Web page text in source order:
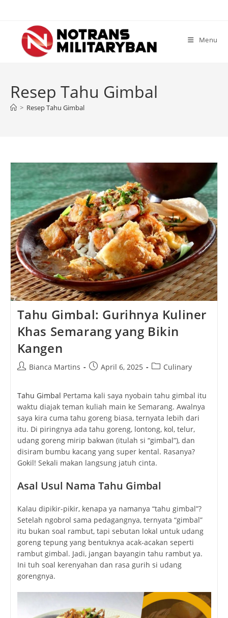
content
Menu
Resep Tahu Gimbal
> Resep Tahu Gimbal
Tahu Gimbal: Gurihnya Kuliner
Khas Semarang yang Bikin
Kangen
PostBianca Martins
PostApril 6, 2025
PostCulinary
Tahu Gimbal Pertama kali saya nyobain tahu gimbal itu
waktu diajak teman kuliah main ke Semarang. Awalnya
saya kira cuma tahu goreng biasa, ternyata lebih dari
itu. Di piringnya ada tahu goreng, lontong, kol, telur,
udang goreng mirip bakwan (itulah si “gimbal”), dan
disiram bumbu kacang yang super kental. Rasanya?
Gokil! Sekali makan langsung jatuh cinta.
Asal Usul Nama Tahu Gimbal
Kalau dipikir-pikir, kenapa ya namanya “tahu gimbal”?
Setelah ngobrol sama pedagangnya, ternyata “gimbal”
itu bukan soal rambut, tapi sebutan lokal untuk udang
goreng tepung yang bentuknya acak-acakan seperti
rambut gimbal. Jadi, jangan bayangin tahu rambut ya.
Ini tuh soal kerenyahan dan rasa gurih si udang
gorengnya.